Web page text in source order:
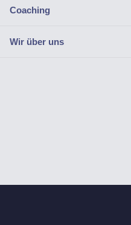
Coaching
Wir über uns